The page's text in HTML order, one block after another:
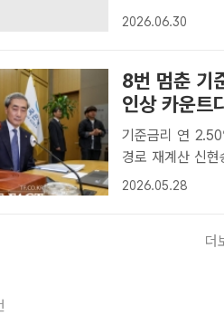
링룸 전광판에 원
2026.06.30
8번 멈춘 기
인상 카운트
기준금리 연
경로 재계산 신현송 한국은행 총재가 28일 서울 중구 한국은행에서 열린 금
융통화위원회 본
2026.05.28
더